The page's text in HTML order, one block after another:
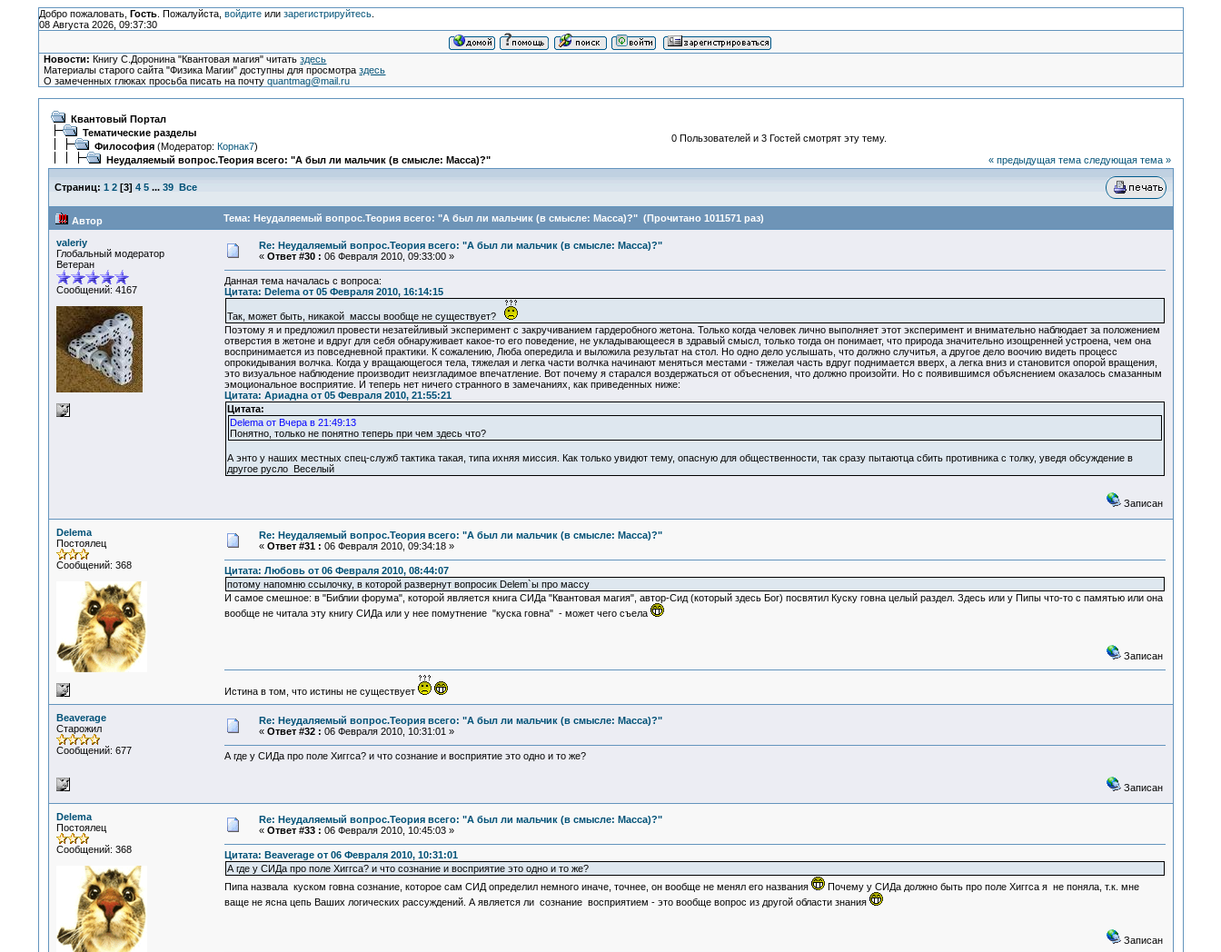
Добро пожаловать, Гость. Пожалуйста, войдитеили зарегистрируйтесь.
08 Августа 2026, 09:37:30
Новости: Книгу С.Доронина "Квантовая магия" читатьздесь
Материалы старого сайта "Физика Магии" доступны для просмотраздесь
О замеченных глюках просьба писать на почтуquantmag@mail.ru
Квантовый Портал
Тематические разделы
Философия(Модератор: Корнак7)
Неудаляемый вопрос.Теория всего: "А был ли мальчик (в смысле: Масса)?"
0 Пользователей и 3 Гостей смотрят эту тему.
« предыдущая тема следующая тема »
Страниц: 1 2[3] 4 5 ... 39 Все
Автор Тема: Неудаляемый вопрос.Теория всего: "А был ли мальчик (в смысле: Масса)?" (Прочитано 1011571 раз)
valeriy
Глобальный модератор
Ветеран
Сообщений: 4167
Re: Неудаляемый вопрос.Теория всего: "А был ли мальчик (в смысле: Масса)?"
« Ответ #30 : 06 Февраля 2010, 09:33:00 »
Данная тема началась с вопроса:
Цитата: Delema от 05 Февраля 2010, 16:14:15
Так, может быть, никакой массы вообще не существует?
Поэтому я и предложил провести незатейливый эксперимент с закручиванием гардеробного жетона. Только когда человек лично выполняет этот эксперимент и внимательно наблюдает за положением
отверстия в жетоне и вдруг для себя обнаруживает какое-то его поведение, не укладывающееся в здравый смысл, только тогда он понимает, что природа значительно изощренней устроена, чем она
воспринимается из повседневной практики. К сожалению, Люба опередила и выложила результат на стол. Но одно дело услышать, что должно случитья, а другое дело воочию видеть процесс
опрокидывания волчка. Когда у вращающегося тела, тяжелая и легка части волчка начинают меняться местами - тяжелая часть вдруг поднимается вверх, а легка вниз и становится опорой вращения,
это визуальное наблюдение производит неизгладимое впечатление. Вот почему я старался воздержаться от объеснения, что должно произойти. Но с появившимся объяснением оказалось смазанным
эмоциональное восприятие. И теперь нет ничего странного в замечаниях, как приведенных ниже:
Цитата: Ариадна от 05 Февраля 2010, 21:55:21
Цитата:
Delema от Вчера в 21:49:13
Понятно, только не понятно теперь при чем здесь что?
А энто у наших местных спец-служб тактика такая, типа ихняя миссия. Как только увидют тему, опасную для общественности, так сразу пытаютца сбить противника с толку, уведя обсуждение в
другое русло Веселый
Записан
Delema
Постоялец
Сообщений: 368
Re: Неудаляемый вопрос.Теория всего: "А был ли мальчик (в смысле: Масса)?"
« Ответ #31 : 06 Февраля 2010, 09:34:18 »
Цитата: Любовь от 06 Февраля 2010, 08:44:07
потому напомню ссылочку, в которой развернут вопросик Delem`ы про массу
И самое смешное: в "Библии форума", которой является книга СИДа "Квантовая магия", автор-Сид (который здесь Бог) посвятил Куску говна целый раздел. Здесь или у Пипы что-то с памятью или она
вообще не читала эту книгу СИДа или у нее помутнение "куска говна" - может чего съела
Записан
Истина в том, что истины не существует
Beaverage
Старожил
Сообщений: 677
Re: Неудаляемый вопрос.Теория всего: "А был ли мальчик (в смысле: Масса)?"
« Ответ #32 : 06 Февраля 2010, 10:31:01 »
А где у СИДа про поле Хиггса? и что сознание и восприятие это одно и то же?
Записан
Delema
Постоялец
Сообщений: 368
Re: Неудаляемый вопрос.Теория всего: "А был ли мальчик (в смысле: Масса)?"
« Ответ #33 : 06 Февраля 2010, 10:45:03 »
Цитата: Beaverage от 06 Февраля 2010, 10:31:01
А где у СИДа про поле Хиггса? и что сознание и восприятие это одно и то же?
Пипа назвала куском говна сознание, которое сам СИД определил немного иначе, точнее, он вообще не менял его названия
Почему у СИДа должно быть про поле Хиггса я не поняла, т.к. мне
ваще не ясна цепь Ваших логических рассуждений. А является ли сознание восприятием - это вообще вопрос из другой области знания
Записан